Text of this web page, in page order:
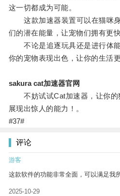
这一切都成为可能。
这款加速器装置可以在猫咪身
们的潜在能量，让宠物们拥有更
不论是追逐玩具还是进行体能
你的宠物表现出色，让你的生活
sakura cat加速器官网
不妨试试Cat加速器，让你的
展现出惊人的能力！。
#37#
评论
游客
这款软件的功能非常全面，可以满足我
2025-10-29